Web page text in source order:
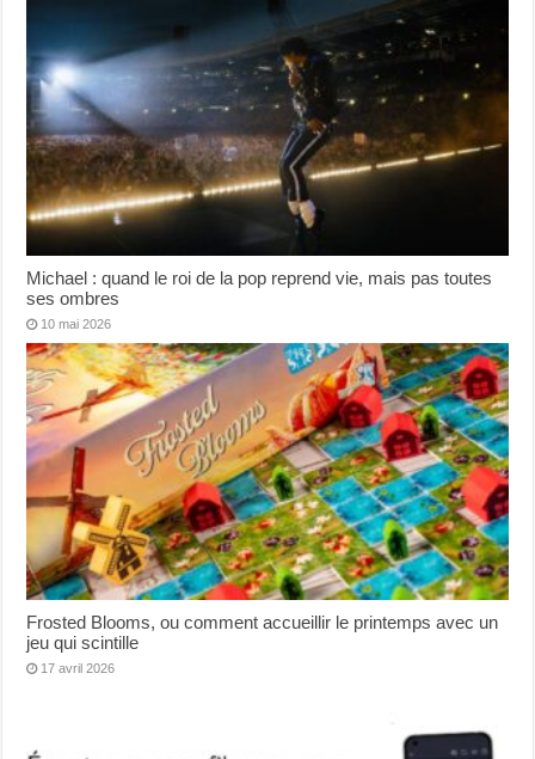
Michael : quand le roi de la pop reprend vie, mais pas toutes
ses ombres
10 mai 2026
Frosted Blooms, ou comment accueillir le printemps avec un
jeu qui scintille
17 avril 2026